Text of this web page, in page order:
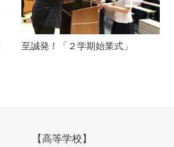
至誠発！「２学期始業式」
【高等学校】